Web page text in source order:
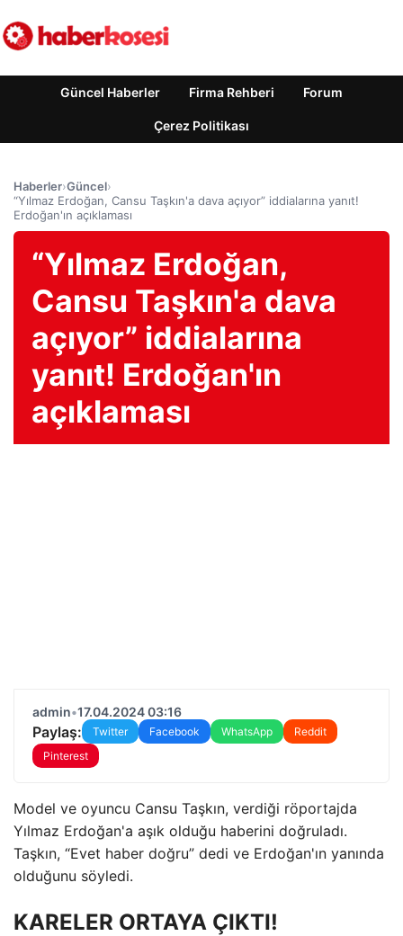
Güncel Haberler Firma Rehberi Forum
Çerez Politikası
Haberler›Güncel›
“Yılmaz Erdoğan, Cansu Taşkın'a dava açıyor” iddialarına yanıt!
Erdoğan'ın açıklaması
“Yılmaz Erdoğan,
Cansu Taşkın'a dava
açıyor” iddialarına
yanıt! Erdoğan'ın
açıklaması
admin•17.04.2024 03:16
Paylaş: Twitter Facebook WhatsApp
Reddit
Pinterest
Model ve oyuncu Cansu Taşkın, verdiği röportajda
Yılmaz Erdoğan'a aşık olduğu haberini doğruladı.
Taşkın, “Evet haber doğru” dedi ve Erdoğan'ın yanında
olduğunu söyledi.
KARELER ORTAYA ÇIKTI!